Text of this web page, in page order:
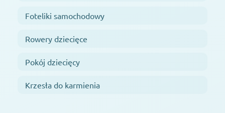
Foteliki samochodowy
Rowery dziecięce
Pokój dziecięcy
Krzesła do karmienia